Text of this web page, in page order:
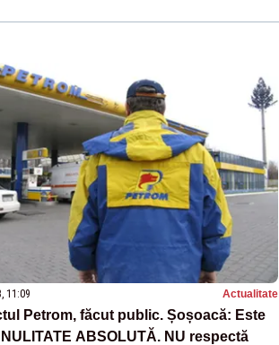
11:09 Actualitate
Petrom, făcut public. Șoșoacă: Este
ABSOLUTĂ. NU respectă